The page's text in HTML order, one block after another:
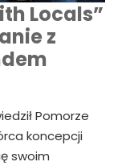
Locals”
z
Pomorze
koncepcji
swoim